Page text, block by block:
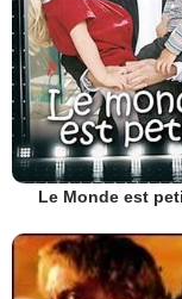
Le Monde est